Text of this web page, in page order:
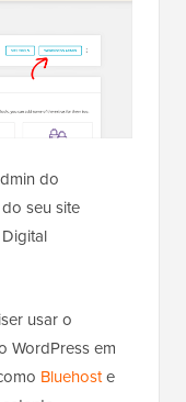
do
seu site
usar o
WordPress em
Bluehoste